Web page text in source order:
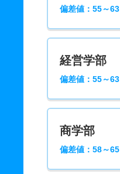
偏差値：55～63
経営学部
偏差値：55～63
商学部
偏差値：58～65